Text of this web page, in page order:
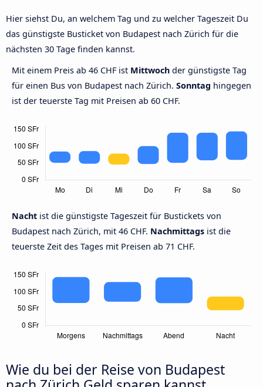
Hier siehst Du, an welchem Tag und zu welcher Tageszeit Du
das günstigste Busticket von Budapest nach Zürich für die
nächsten 30 Tage finden kannst.
Mit einem Preis ab 46 CHF ist Mittwoch der günstigste Tag
für einen Bus von Budapest nach Zürich. Sonntag hingegen
ist der teuerste Tag mit Preisen ab 60 CHF.
Nacht ist die günstigste Tageszeit für Bustickets von
Budapest nach Zürich, mit 46 CHF. Nachmittags ist die
teuerste Zeit des Tages mit Preisen ab 71 CHF.
Wie du bei der Reise von Budapest